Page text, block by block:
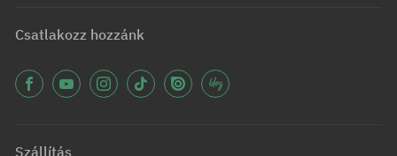
Csatlakozz hozzánk
Szállítás